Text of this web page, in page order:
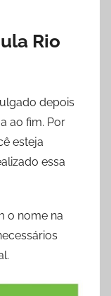
Rio
depois
ao fim. Por
esteja
essa
o nome na